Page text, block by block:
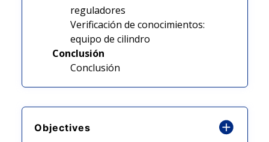
reguladores
Verificación de conocimientos:
equipo de cilindro
Conclusión
Conclusión
Objectives